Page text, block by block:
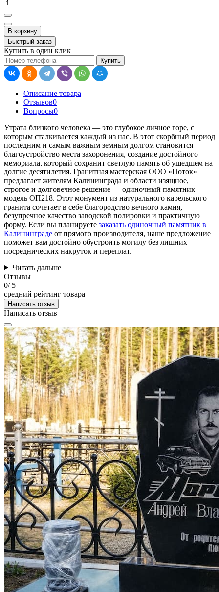
В корзину
Быстрый заказ
Купить в один клик
Купить
Описание товара
Отзывов0
Вопросы0
Утрата близкого человека — это глубокое личное горе, с
которым сталкивается каждый из нас. В этот скорбный период
последним и самым важным земным долгом становится
благоустройство места захоронения, создание достойного
мемориала, который сохранит светлую память об ушедшем на
долгие десятилетия. Гранитная мастерская ООО «Поток»
предлагает жителям Калининграда и области изящное,
строгое и долговечное решение — одиночный памятник
модель ОП218. Этот монумент из натурального карельского
гранита сочетает в себе благородство вечного камня,
безупречное качество заводской полировки и практичную
форму. Если вы планируете заказать одиночный памятник в
Калининграде от прямого производителя, наше предложение
поможет вам достойно обустроить могилу без лишних
посреднических накруток и переплат.
Читать дальше
Отзывы
0/ 5
средний рейтинг товара
Написать отзыв
Написать отзыв